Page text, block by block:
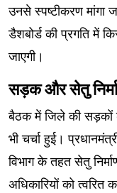
उनसे स्पष्टीकरण मांगा
डैशबोर्ड की प्रगति में
जाएगी।
सड़क और सेतु
बैठक में जिले की सड़कों के
भी चर्चा हुई।
विभाग के तहत सेतु
अधिकारियों को त्वरित